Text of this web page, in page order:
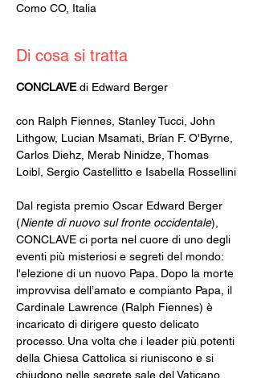
Como CO, Italia
Di cosa si tratta
CONCLAVE di Edward Berger
con Ralph Fiennes, Stanley Tucci, John
Lithgow, Lucian Msamati, Brían F. O'Byrne,
Carlos Diehz, Merab Ninidze, Thomas
Loibl, Sergio Castellitto e Isabella Rossellini
Dal regista premio Oscar Edward Berger
(Niente di nuovo sul fronte occidentale),
CONCLAVE ci porta nel cuore di uno degli
eventi più misteriosi e segreti del mondo:
l'elezione di un nuovo Papa. Dopo la morte
improvvisa dell’amato e compianto Papa, il
Cardinale Lawrence (Ralph Fiennes) è
incaricato di dirigere questo delicato
processo. Una volta che i leader più potenti
della Chiesa Cattolica si riuniscono e si
chiudono nelle segrete sale del Vaticano,